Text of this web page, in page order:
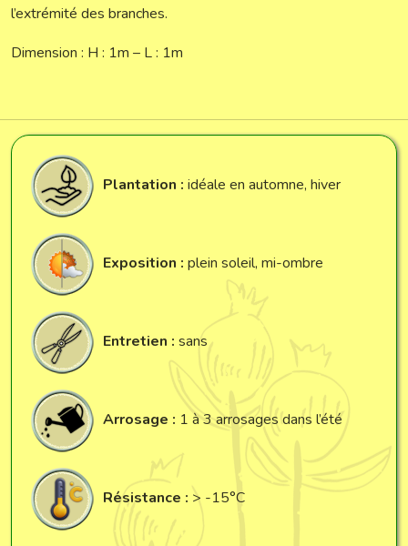
l’extrémité des branches.
Dimension : H : 1m – L : 1m
Plantation : idéale en automne, hiver
Exposition : plein soleil, mi-ombre
Entretien : sans
Arrosage : 1 à 3 arrosages dans l’été
Résistance : > -15°C